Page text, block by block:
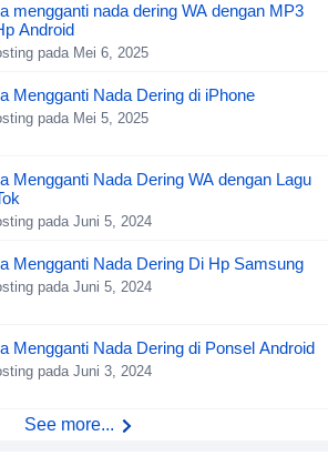
mengganti nada dering WA dengan MP3
Android
pada Mei 6, 2025
Mengganti Nada Dering di iPhone
pada Mei 5, 2025
Mengganti Nada Dering WA dengan Lagu
pada Juni 5, 2024
Mengganti Nada Dering Di Hp Samsung
pada Juni 5, 2024
Mengganti Nada Dering di Ponsel Android
pada Juni 3, 2024
See more...